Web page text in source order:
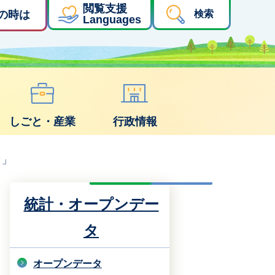
時は
閲覧支援
Languages
検索
しごと・産業 行政情報
統計・オープンデー
タ
オープンデータ